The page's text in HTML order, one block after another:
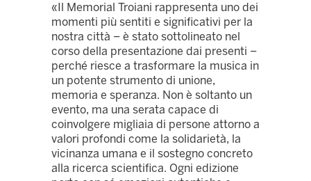
«Il Memorial Troiani rappresenta uno dei
momenti più sentiti e significativi per la
nostra città – è stato sottolineato nel
corso della presentazione dai presenti –
perché riesce a trasformare la musica in
un potente strumento di unione,
memoria e speranza. Non è soltanto un
evento, ma una serata capace di
coinvolgere migliaia di persone attorno a
valori profondi come la solidarietà, la
vicinanza umana e il sostegno concreto
alla ricerca scientifica. Ogni edizione